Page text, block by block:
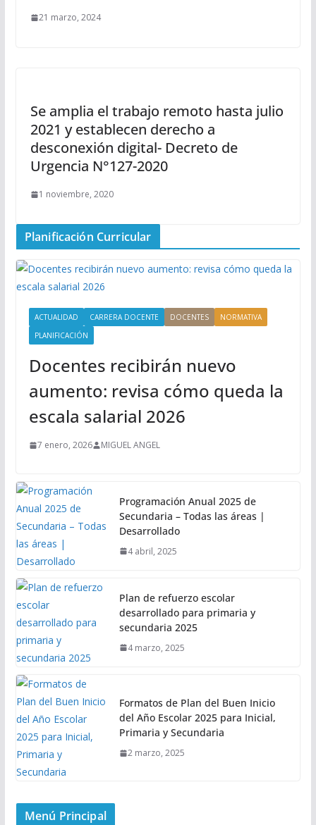
21 marzo, 2024
Se amplia el trabajo remoto hasta julio
2021 y establecen derecho a
desconexión digital- Decreto de
Urgencia N°127-2020
1 noviembre, 2020
Planificación Curricular
ACTUALIDAD CARRERA DOCENTE DOCENTES
NORMATIVA
PLANIFICACIÓN
Docentes recibirán nuevo
aumento: revisa cómo queda la
escala salarial 2026
7 enero, 2026 MIGUEL ANGEL
Programación Anual 2025 de
Secundaria – Todas las áreas |
Desarrollado
4 abril, 2025
Plan de refuerzo escolar
desarrollado para primaria y
secundaria 2025
4 marzo, 2025
Formatos de Plan del Buen Inicio
del Año Escolar 2025 para Inicial,
Primaria y Secundaria
2 marzo, 2025
Menú Principal